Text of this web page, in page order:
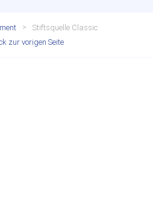
Stiftsquelle Classic
zur vorigen Seite